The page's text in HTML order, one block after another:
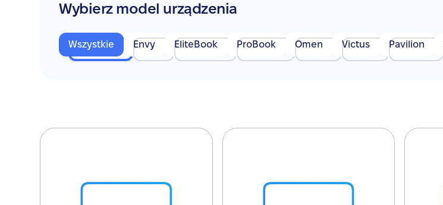
Wybierz model urządzenia
Wszystkie Envy EliteBook ProBook Omen Victus Pavilion